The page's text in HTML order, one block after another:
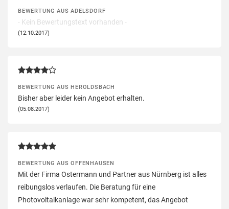
BEWERTUNG AUS ADELSDORF
- Kein Bewertungstext vorhanden -
(12.10.2017)
BEWERTUNG AUS HEROLDSBACH
Bisher aber leider kein Angebot erhalten.
(05.08.2017)
BEWERTUNG AUS OFFENHAUSEN
Mit der Firma Ostermann und Partner aus Nürnberg ist alles
reibungslos verlaufen. Die Beratung für eine
Photovoltaikanlage war sehr kompetent, das Angebot